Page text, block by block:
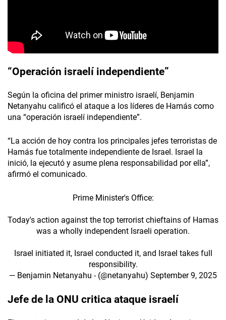
“Operación israelí independiente”
Según la oficina del primer ministro israelí, Benjamin
Netanyahu calificó el ataque a los líderes de Hamás como
una “operación israelí independiente”.
“La acción de hoy contra los principales jefes terroristas de
Hamás fue totalmente independiente de Israel. Israel la
inició, la ejecutó y asume plena responsabilidad por ella”,
afirmó el comunicado.
Prime Minister's Office:
Today's action against the top terrorist chieftains of Hamas
was a wholly independent Israeli operation.
Israel initiated it, Israel conducted it, and Israel takes full
responsibility.
— Benjamin Netanyahu - (@netanyahu) September 9, 2025
Jefe de la ONU critica ataque israelí